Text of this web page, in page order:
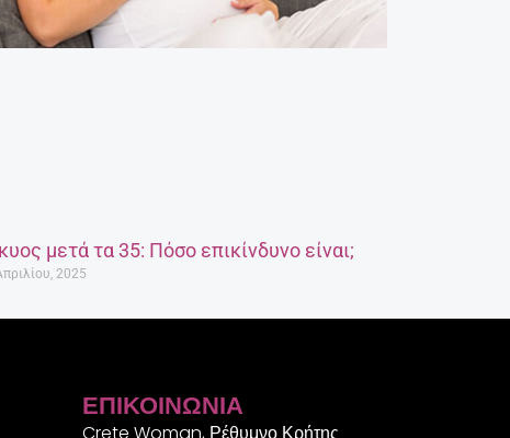
μετά τα 35: Πόσο επικίνδυνο είναι;
2025
ΕΠΙΚΟΙΝΩΝΊΑ